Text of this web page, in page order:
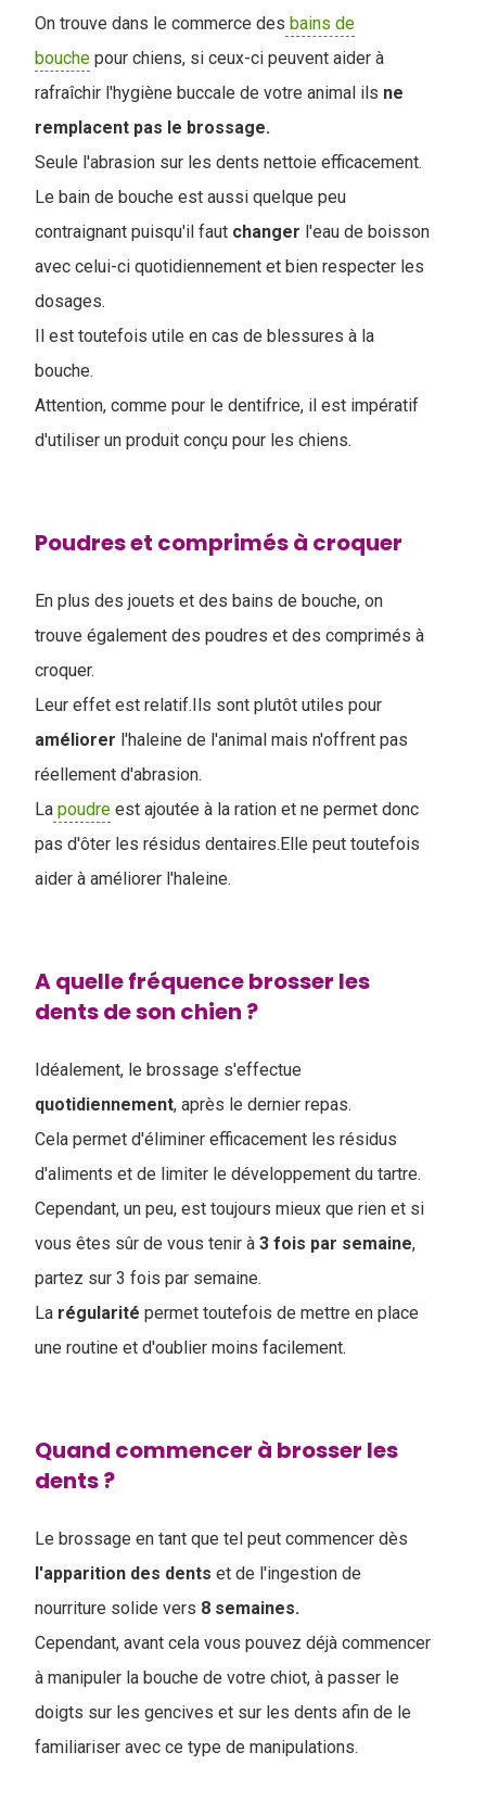
On trouve dans le commerce des bains de
bouche pour chiens, si ceux-ci peuvent aider à
rafraîchir l'hygiène buccale de votre animal ils ne
remplacent pas le brossage.
Seule l'abrasion sur les dents nettoie efficacement.
Le bain de bouche est aussi quelque peu
contraignant puisqu'il faut changer l'eau de boisson
avec celui-ci quotidiennement et bien respecter les
dosages.
Il est toutefois utile en cas de blessures à la
bouche.
Attention, comme pour le dentifrice, il est impératif
d'utiliser un produit conçu pour les chiens.
Poudres et comprimés à croquer
En plus des jouets et des bains de bouche, on
trouve également des poudres et des comprimés à
croquer.
Leur effet est relatif.Ils sont plutôt utiles pour
améliorer l'haleine de l'animal mais n'offrent pas
réellement d'abrasion.
La poudre est ajoutée à la ration et ne permet donc
pas d'ôter les résidus dentaires.Elle peut toutefois
aider à améliorer l'haleine.
A quelle fréquence brosser les
dents de son chien ?
Idéalement, le brossage s'effectue
quotidiennement, après le dernier repas.
Cela permet d'éliminer efficacement les résidus
d'aliments et de limiter le développement du tartre.
Cependant, un peu, est toujours mieux que rien et si
vous êtes sûr de vous tenir à 3 fois par semaine,
partez sur 3 fois par semaine.
La régularité permet toutefois de mettre en place
une routine et d'oublier moins facilement.
Quand commencer à brosser les
dents ?
Le brossage en tant que tel peut commencer dès
l'apparition des dents et de l'ingestion de
nourriture solide vers 8 semaines.
Cependant, avant cela vous pouvez déjà commencer
à manipuler la bouche de votre chiot, à passer le
doigts sur les gencives et sur les dents afin de le
familiariser avec ce type de manipulations.